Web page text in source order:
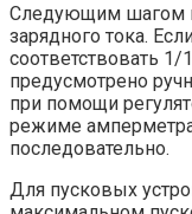
Следующим шагом
зарядного тока.
соответствовать 1/
предусмотрено
при помощи
режиме
последовательно.
Для пусковых